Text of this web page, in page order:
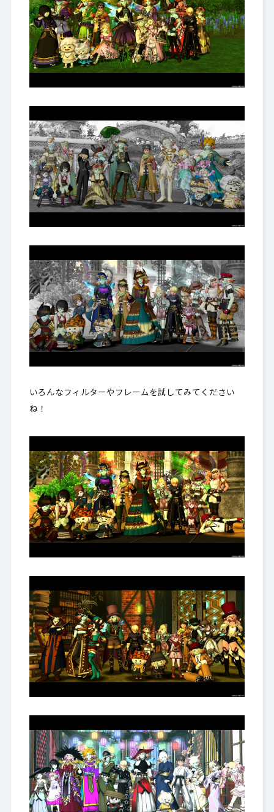
いろんなフィルターやフレームを試してみてください
ね！